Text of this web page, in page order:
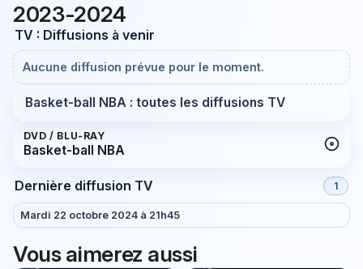
2023-2024
TV : Diffusions à venir
Aucune diffusion prévue pour le moment.
Basket-ball NBA : toutes les diffusions TV
DVD / BLU-RAY
Basket-ball NBA
Dernière diffusion TV 1
Mardi 22 octobre 2024 à 21h45
Vous aimerez aussi